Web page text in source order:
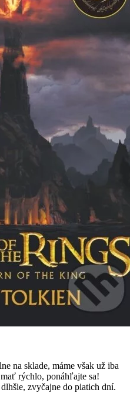
na sklade, máme však už iba
rýchlo, ponáhľajte sa!
zvyčajne do piatich dní.